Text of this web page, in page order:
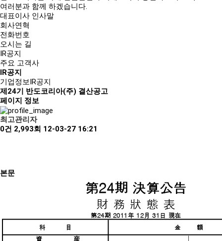
여러분과 함께 하겠습니다.
대표이사 인사말
회사연혁
전화번호
오시는 길
IR공지
주요 고객사
IR공지
기업정보IR공지
제24기 반도코리아(주) 결산공고
페이지 정보
최고관리자
0건 2,993회 12-03-27 16:21
본문